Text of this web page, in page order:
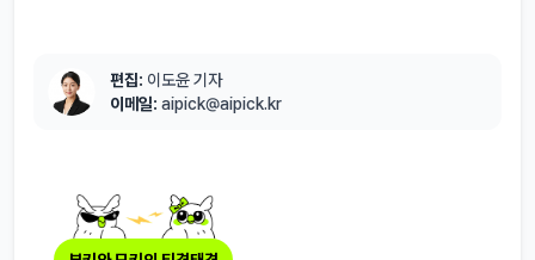
편집: 이도윤 기자
이메일: aipick@aipick.kr